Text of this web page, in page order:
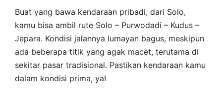
Buat yang bawa kendaraan pribadi, dari Solo,
kamu bisa ambil rute Solo – Purwodadi – Kudus –
Jepara. Kondisi jalannya lumayan bagus, meskipun
ada beberapa titik yang agak macet, terutama di
sekitar pasar tradisional. Pastikan kendaraan kamu
dalam kondisi prima, ya!